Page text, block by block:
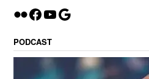
Flickr
Facebook
YouTube
Google
PODCAST